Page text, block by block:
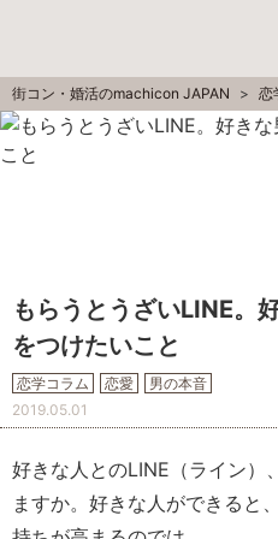
街コン・婚活のmachicon JAPAN 恋
もらうとうざいLINE。
をつけたいこと
恋学コラム 恋愛 男の本音
2019.05.01
好きな人とのLINE（ライン）
ますか。好きな人ができると